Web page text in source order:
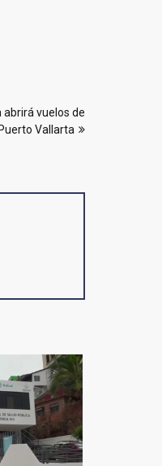
abrirá vuelos de
Vallarta